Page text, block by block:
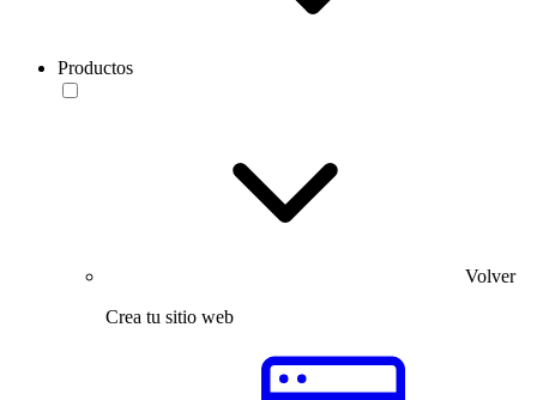
Productos
Volver
Crea tu sitio web